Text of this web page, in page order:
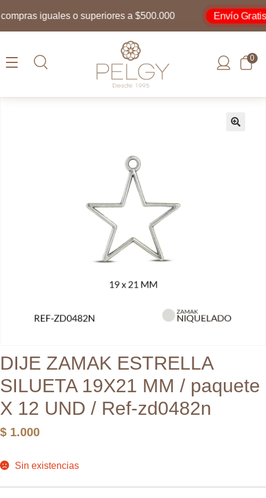
iguales o superiores a $500.000 Envío Gratis
0
DIJE ZAMAK ESTRELLA
SILUETA 19X21 MM / paquete
X 12 UND / Ref-zd0482n
$ 1.000
Sin existencias